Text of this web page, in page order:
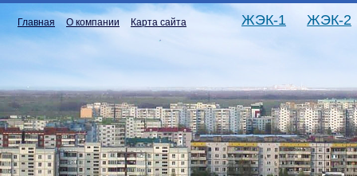
Главная О компании Карта сайта ЖЭК-1 ЖЭК-2